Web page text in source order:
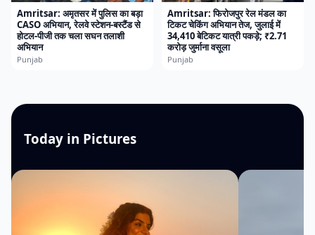
Amritsar: अमृतसर में पुलिस का बड़ा
CASO अभियान, रेलवे स्टेशन-बस्टैंड से
होटल-पीजी तक चला सघन तलाशी
अभियान
Punjab
Amritsar: फिरोजपुर रेल मंडल का
टिकट चेकिंग अभियान तेज, जुलाई में
34,410 बेटिकट यात्री पकड़े; ₹2.71
करोड़ जुर्माना वसूला
Punjab
Today in Pictures